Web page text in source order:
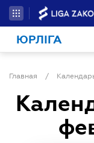
ЮРЛІГА
Главная /